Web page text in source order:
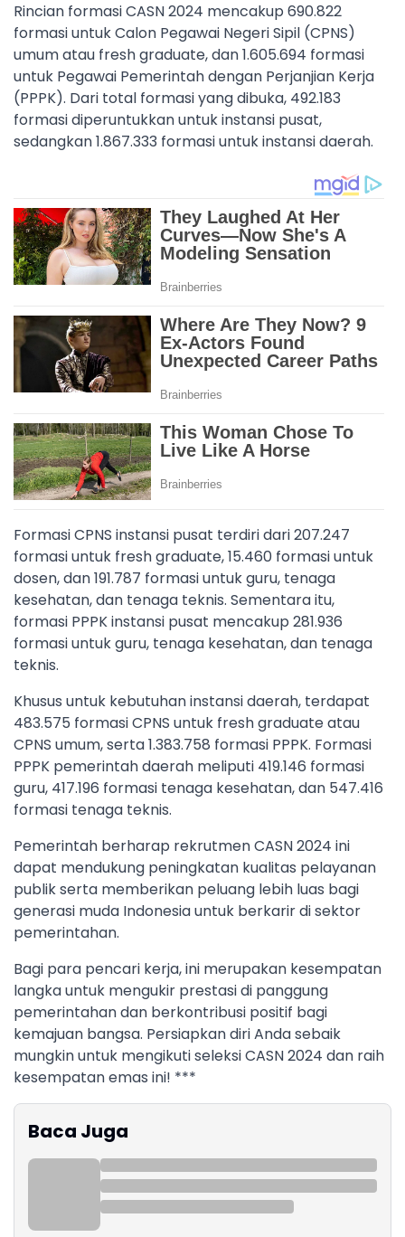
Rincian formasi CASN 2024 mencakup 690.822
formasi untuk Calon Pegawai Negeri Sipil (CPNS)
umum atau fresh graduate, dan 1.605.694 formasi
untuk Pegawai Pemerintah dengan Perjanjian Kerja
(PPPK). Dari total formasi yang dibuka, 492.183
formasi diperuntukkan untuk instansi pusat,
sedangkan 1.867.333 formasi untuk instansi daerah.
Formasi CPNS instansi pusat terdiri dari 207.247
formasi untuk fresh graduate, 15.460 formasi untuk
dosen, dan 191.787 formasi untuk guru, tenaga
kesehatan, dan tenaga teknis. Sementara itu,
formasi PPPK instansi pusat mencakup 281.936
formasi untuk guru, tenaga kesehatan, dan tenaga
teknis.
Khusus untuk kebutuhan instansi daerah, terdapat
483.575 formasi CPNS untuk fresh graduate atau
CPNS umum, serta 1.383.758 formasi PPPK. Formasi
PPPK pemerintah daerah meliputi 419.146 formasi
guru, 417.196 formasi tenaga kesehatan, dan 547.416
formasi tenaga teknis.
Pemerintah berharap rekrutmen CASN 2024 ini
dapat mendukung peningkatan kualitas pelayanan
publik serta memberikan peluang lebih luas bagi
generasi muda Indonesia untuk berkarir di sektor
pemerintahan.
Bagi para pencari kerja, ini merupakan kesempatan
langka untuk mengukir prestasi di panggung
pemerintahan dan berkontribusi positif bagi
kemajuan bangsa. Persiapkan diri Anda sebaik
mungkin untuk mengikuti seleksi CASN 2024 dan raih
kesempatan emas ini! ***
Baca Juga